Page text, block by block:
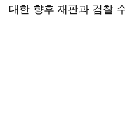
대한 향후 재판과 검찰